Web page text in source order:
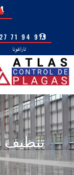
977 94 71 27
تاراغونا
تنظيف